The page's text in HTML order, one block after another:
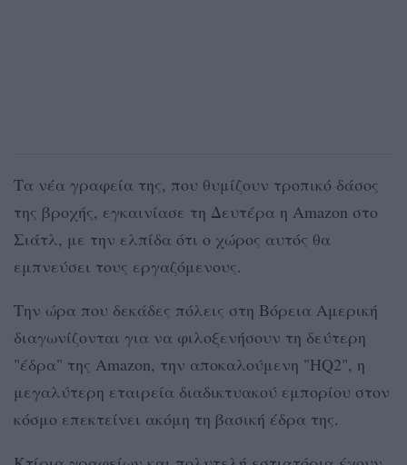
Τα νέα γραφεία της, που θυμίζουν τροπικό δάσος
της βροχής, εγκαινίασε τη Δευτέρα η Amazon στο
Σιάτλ, με την ελπίδα ότι ο χώρος αυτός θα
εμπνεύσει τους εργαζόμενους.
Την ώρα που δεκάδες πόλεις στη Βόρεια Αμερική
διαγωνίζονται για να φιλοξενήσουν τη δεύτερη
"έδρα" της Amazon, την αποκαλούμενη "HQ2", η
μεγαλύτερη εταιρεία διαδικτυακού εμπορίου στον
κόσμο επεκτείνει ακόμη τη βασική έδρα της.